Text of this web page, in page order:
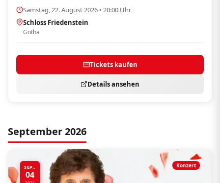
Samstag, 22. August 2026 • 20:00 Uhr
Schloss Friedenstein
Gotha
Tickets kaufen
Details ansehen
September 2026
SEP..
04
Konzert